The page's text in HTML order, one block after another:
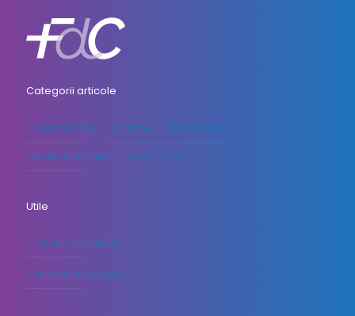
Categorii articole
Contabilitate Finante
Fiscalitate
Resurse Umane
Salarizare
Utile
Termeni si conditii
Politica de cookies